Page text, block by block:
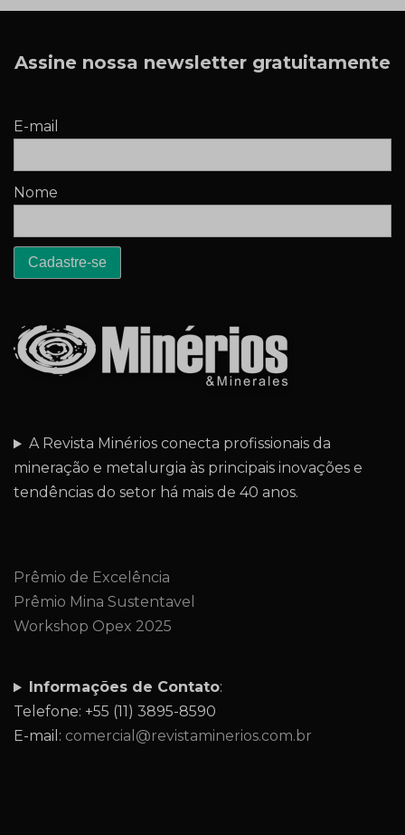
Assine nossa newsletter gratuitamente
E-mail
Nome
A Revista Minérios conecta profissionais da
mineração e metalurgia às principais inovações e
tendências do setor há mais de 40 anos.
Prêmio de Excelência
Prêmio Mina Sustentavel
Workshop Opex 2025
Informações de Contato:
Telefone: +55 (11) 3895-8590
E-mail: comercial@revistaminerios.com.br